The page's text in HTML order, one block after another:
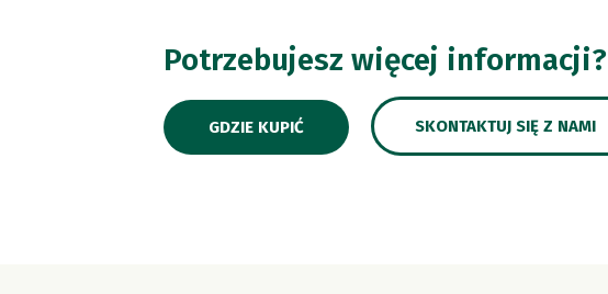
Potrzebujesz więcej informacji?
GDZIE KUPIĆ SKONTAKTUJ SIĘ Z NAMI